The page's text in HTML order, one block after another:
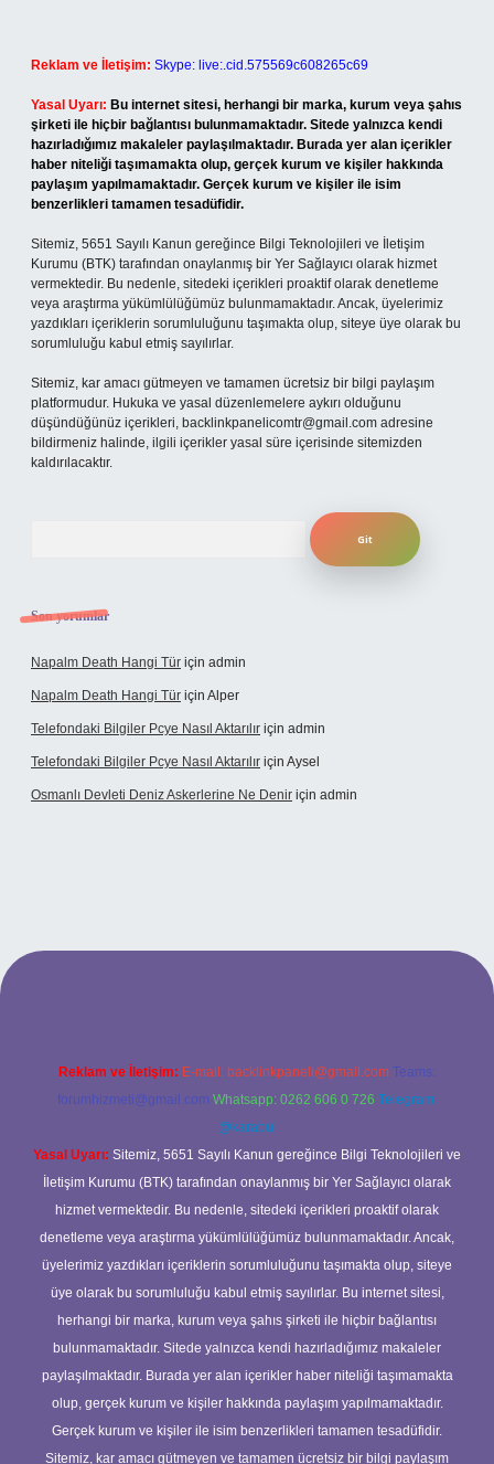
Reklam ve İletişim: Skype: live:.cid.575569c608265c69
Yasal Uyarı: Bu internet sitesi, herhangi bir marka, kurum veya şahıs
şirketi ile hiçbir bağlantısı bulunmamaktadır. Sitede yalnızca kendi
hazırladığımız makaleler paylaşılmaktadır. Burada yer alan içerikler
haber niteliği taşımamakta olup, gerçek kurum ve kişiler hakkında
paylaşım yapılmamaktadır. Gerçek kurum ve kişiler ile isim
benzerlikleri tamamen tesadüfidir.
Sitemiz, 5651 Sayılı Kanun gereğince Bilgi Teknolojileri ve İletişim
Kurumu (BTK) tarafından onaylanmış bir Yer Sağlayıcı olarak hizmet
vermektedir. Bu nedenle, sitedeki içerikleri proaktif olarak denetleme
veya araştırma yükümlülüğümüz bulunmamaktadır. Ancak, üyelerimiz
yazdıkları içeriklerin sorumluluğunu taşımakta olup, siteye üye olarak bu
sorumluluğu kabul etmiş sayılırlar.
Sitemiz, kar amacı gütmeyen ve tamamen ücretsiz bir bilgi paylaşım
platformudur. Hukuka ve yasal düzenlemelere aykırı olduğunu
düşündüğünüz içerikleri, backlinkpanelicomtr@gmail.com adresine
bildirmeniz halinde, ilgili içerikler yasal süre içerisinde sitemizden
kaldırılacaktır.
Son yorumlar
Napalm Death Hangi Tür için admin
Napalm Death Hangi Tür için Alper
Telefondaki Bilgiler Pcye Nasıl Aktarılır için admin
Telefondaki Bilgiler Pcye Nasıl Aktarılır için Aysel
Osmanlı Devleti Deniz Askerlerine Ne Denir için admin
giriş
Reklam ve İletişim: E-mail: backlinkpaneli@gmail.com Teams:
forumhizmeti@gmail.com Whatsapp: 0262 606 0 726 Telegram:
@karabul
Yasal Uyarı: Sitemiz, 5651 Sayılı Kanun gereğince Bilgi Teknolojileri ve
İletişim Kurumu (BTK) tarafından onaylanmış bir Yer Sağlayıcı olarak
hizmet vermektedir. Bu nedenle, sitedeki içerikleri proaktif olarak
denetleme veya araştırma yükümlülüğümüz bulunmamaktadır. Ancak,
üyelerimiz yazdıkları içeriklerin sorumluluğunu taşımakta olup, siteye
üye olarak bu sorumluluğu kabul etmiş sayılırlar. Bu internet sitesi,
herhangi bir marka, kurum veya şahıs şirketi ile hiçbir bağlantısı
bulunmamaktadır. Sitede yalnızca kendi hazırladığımız makaleler
paylaşılmaktadır. Burada yer alan içerikler haber niteliği taşımamakta
olup, gerçek kurum ve kişiler hakkında paylaşım yapılmamaktadır.
Gerçek kurum ve kişiler ile isim benzerlikleri tamamen tesadüfidir.
Sitemiz, kar amacı gütmeyen ve tamamen ücretsiz bir bilgi paylaşım